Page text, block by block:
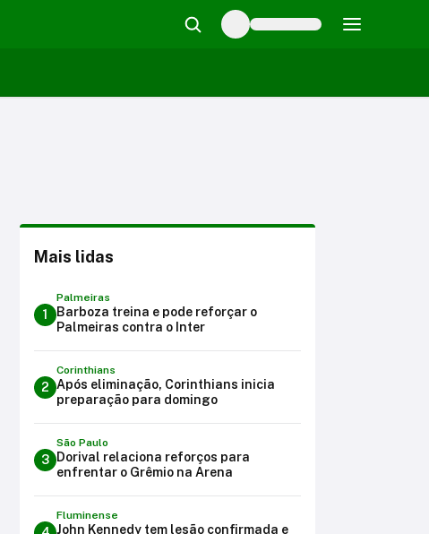
Mais lidas
1
Palmeiras
Barboza treina e pode reforçar o
Palmeiras contra o Inter
2
Corinthians
Após eliminação, Corinthians inicia
preparação para domingo
3
São Paulo
Dorival relaciona reforços para
enfrentar o Grêmio na Arena
Fluminense
John Kennedy tem lesão confirmada e